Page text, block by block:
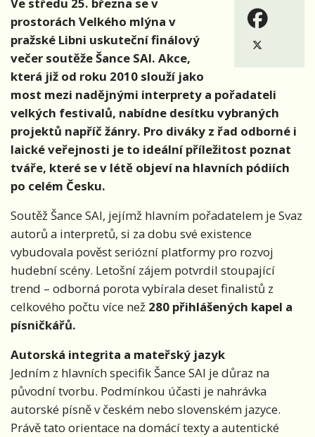
Ve středu 25. března se v
prostorách Velkého mlýna v
pražské Libni uskuteční finálový
večer soutěže Šance SAI. Akce,
která již od roku 2010 slouží jako
most mezi nadějnými interprety a pořadateli
velkých festivalů, nabídne desítku vybraných
projektů napříč žánry. Pro diváky z řad odborné i
laické veřejnosti je to ideální příležitost poznat
tváře, které se v létě objeví na hlavních pódiích
po celém Česku.
Soutěž Šance SAI, jejímž hlavním pořadatelem je Svaz
autorů a interpretů, si za dobu své existence
vybudovala pověst seriózní platformy pro rozvoj
hudební scény. Letošní zájem potvrdil stoupající
trend – odborná porota vybírala deset finalistů z
celkového počtu více než 280 přihlášených kapel a
písničkářů.
Autorská integrita a mateřský jazyk
Jedním z hlavních specifik Šance SAI je důraz na
původní tvorbu. Podmínkou účasti je nahrávka
autorské písně v českém nebo slovenském jazyce.
Právě tato orientace na domácí texty a autentické